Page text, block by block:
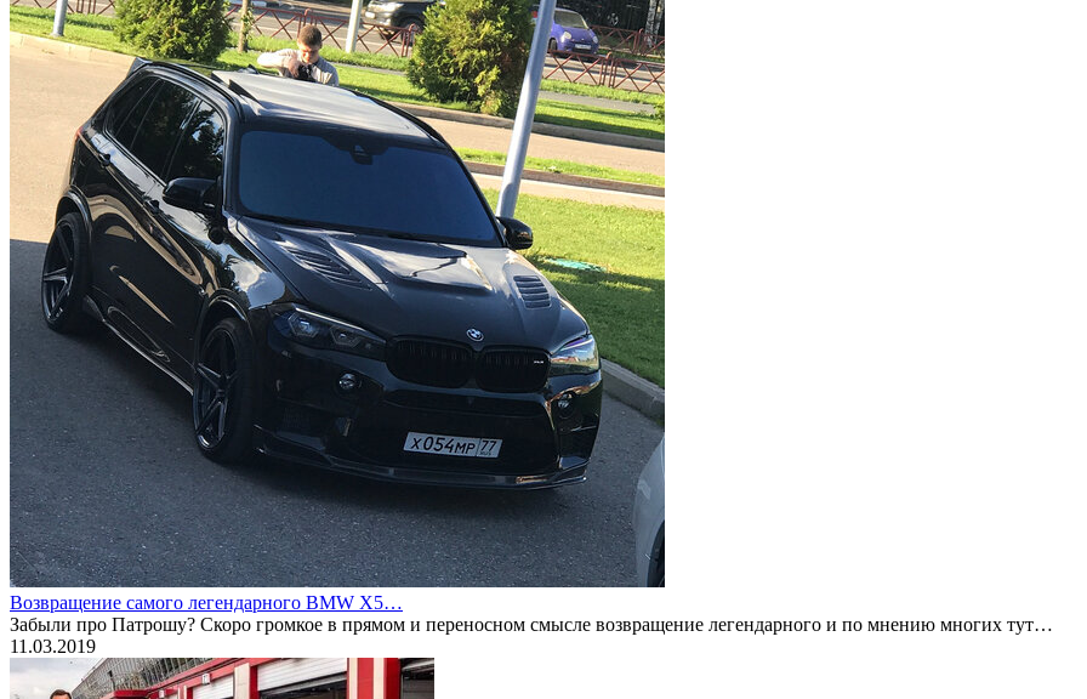
Возвращение самого легендарного BMW X5…
Забыли про Патрошу? Скоро громкое в прямом и переносном смысле возвращение легендарного и по мнению многих тут…
11.03.2019